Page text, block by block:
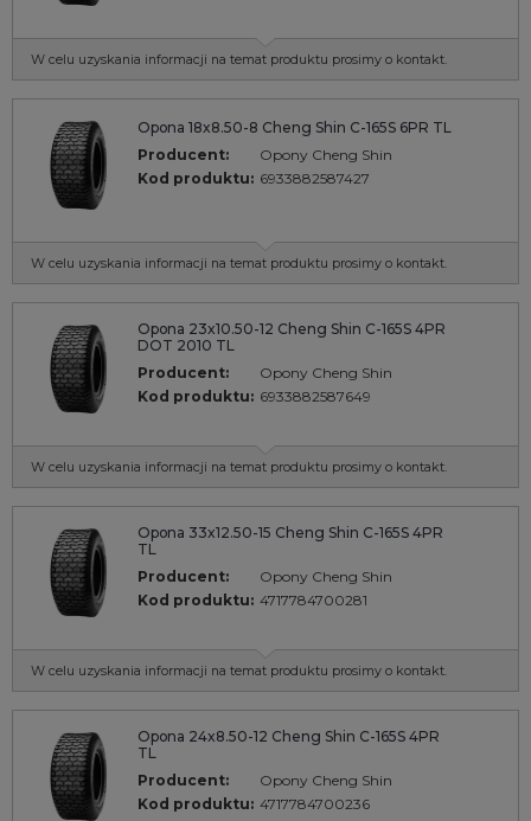
W celu uzyskania informacji na temat produktu prosimy o kontakt.
Opona 18x8.50-8 Cheng Shin C-165S 6PR TL
Producent:
Opony Cheng Shin
Kod produktu: 6933882587427
W celu uzyskania informacji na temat produktu prosimy o kontakt.
Opona 23x10.50-12 Cheng Shin C-165S 4PR
DOT 2010 TL
Producent:
Opony Cheng Shin
Kod produktu: 6933882587649
W celu uzyskania informacji na temat produktu prosimy o kontakt.
Opona 33x12.50-15 Cheng Shin C-165S 4PR
TL
Producent:
Opony Cheng Shin
Kod produktu: 4717784700281
W celu uzyskania informacji na temat produktu prosimy o kontakt.
Opona 24x8.50-12 Cheng Shin C-165S 4PR
TL
Producent:
Opony Cheng Shin
Kod produktu: 4717784700236